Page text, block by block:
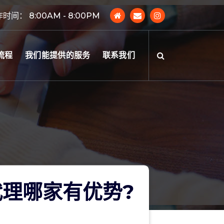
时间： 8:00AM - 8:00PM
程 我们能提供的服务 联系我们
哪家有优势?